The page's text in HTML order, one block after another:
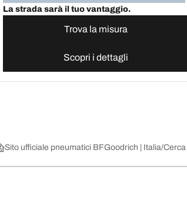
La strada sarà il tuo vantaggio.
Trova la misura
Scopri i dettagli
Sito ufficiale pneumatici BFGoodrich | Italia